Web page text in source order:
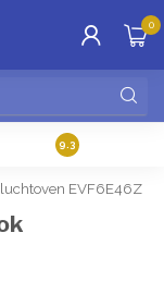
0
Gratis
9.3
EVF6E46Z